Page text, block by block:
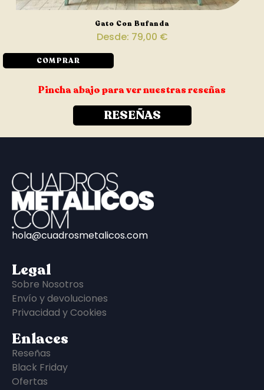
Gato Con Bufanda
Desde: 79,00 €
COMPRAR
Pincha abajo para ver nuestras reseñas
RESEÑAS
hola@cuadrosmetalicos.com
Legal
Sobre Nosotros
Envío y devoluciones
Privacidad y Cookies
Enlaces
Reseñas
Black Friday
Ofertas